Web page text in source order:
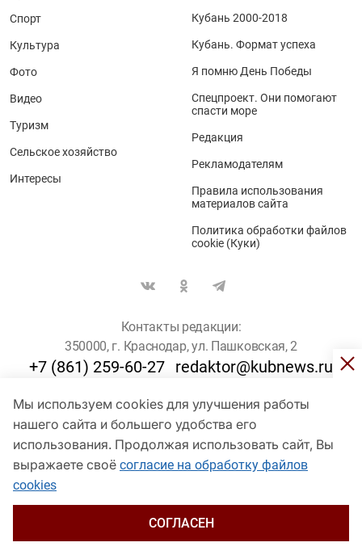
Мы используем cookies для улучшения работы
нашего сайта и большего удобства его
использования. Продолжая использовать сайт, Вы
выражаете своё согласие на обработку файлов
cookies
СОГЛАСЕН
Спорт
Культура
Фото
Видео
Туризм
Сельское хозяйство
Интересы
Кубань 2000-2018
Кубань. Формат успеха
Я помню День Победы
Спецпроект. Они помогают
спасти море
Редакция
Рекламодателям
Правила использования
материалов сайта
Политика обработки файлов
cookie (Куки)
Контакты редакции:
350000, г. Краснодар, ул. Пашковская, 2
+7 (861) 259-60-27 redaktor@kubnews.ru
Для пользователей старше 16 лет
© Кубанские Новости, 2017
Сетевое издание «kubnews» зарегистрировано Федеральной
службой по надзору в сфере связи, информационных технологий
и массовых коммуникаций (Роскомнадзор). Регистрационный
Пашковская, 2). Главный редактор – Филиппов О. Ю.